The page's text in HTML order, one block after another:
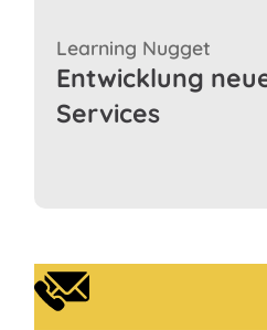
Entwicklung
Services
Learning Nugget